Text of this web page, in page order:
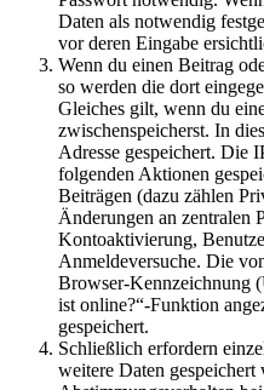
Daten als notwendig
vor deren Eingabe
Wenn du einen Beitrag
so werden die dort
Gleiches gilt, wenn du
zwischenspeicherst. In
Adresse gespeichert. Die
folgenden Aktionen
Beiträgen (dazu zählen
Änderungen an zentralen
Kontoaktivierung,
Anmeldeversuche. Die
Browser-Kennzeichnung
ist online?“-Funktion
gespeichert.
Schließlich erfordern
weitere Daten